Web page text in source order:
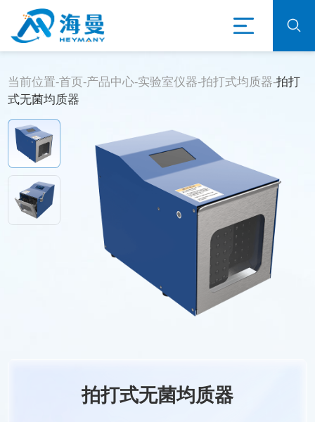
当前位置-首页-产品中心-实验室仪器-拍打式均质器-拍打
式无菌均质器
拍打式无菌均质器